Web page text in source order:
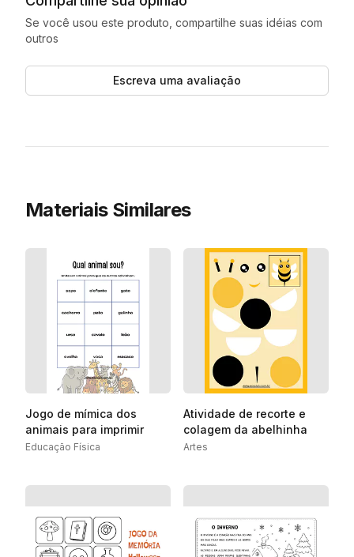
Se você usou este produto, compartilhe suas idéias com
outros
Escreva uma avaliação
Materiais Similares
Jogo de mímica dos
animais para imprimir
Educação Física
Atividade de recorte e
colagem da abelhinha
Artes